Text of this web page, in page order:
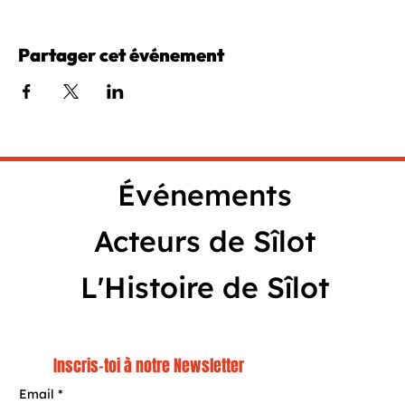
Partager cet événement
Événements
Acteurs de Sîlot
L'Histoire de Sîlot
Email *
Inscris-toi à notre Newsletter